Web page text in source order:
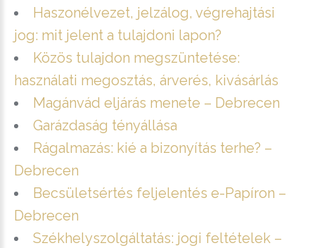
Haszonélvezet, jelzálog, végrehajtási
jog: mit jelent a tulajdoni lapon?
Közös tulajdon megszüntetése:
használati megosztás, árverés, kivásárlás
Magánvád eljárás menete – Debrecen
Garázdaság tényállása
Rágalmazás: kié a bizonyítás terhe? –
Debrecen
Becsületsértés feljelentés e-Papíron –
Debrecen
Székhelyszolgáltatás: jogi feltételek –